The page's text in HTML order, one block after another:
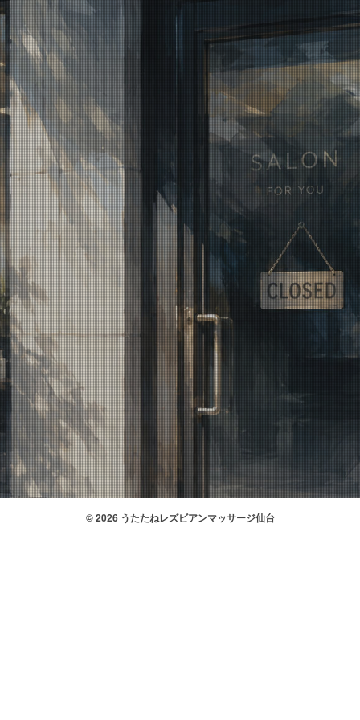
© 2026 うたたねレズビアンマッサージ仙台